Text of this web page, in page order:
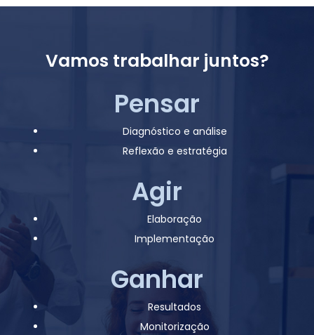
Vamos trabalhar juntos?
Pensar
Diagnóstico e análise
Reflexão e estratégia
Agir
Elaboração
Implementação
Ganhar
Resultados
Monitorização